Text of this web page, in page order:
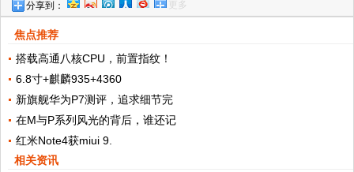
分享到： 更多
焦点推荐
搭载高通八核CPU，前置指纹！
6.8寸+麒麟935+4360
新旗舰华为P7测评，追求细节完
在M与P系列风光的背后，谁还记
红米Note4获miui 9.
相关资讯